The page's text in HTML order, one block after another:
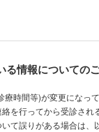
る情報についての
療時間等)が変更になっ
を行ってから受診され
て誤りがある場合は、